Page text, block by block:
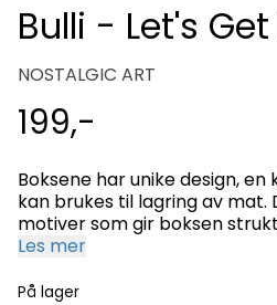
Bulli - Let's
NOSTALGIC ART
199,-
Boksene har unike design,
kan brukes til lagring av mat.
motiver som gir boksen
hengslet lokk. Mange av våre
Les mer
På lager